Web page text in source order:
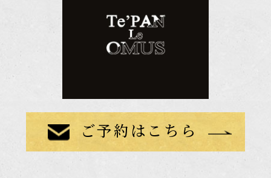
ご予約はこちら